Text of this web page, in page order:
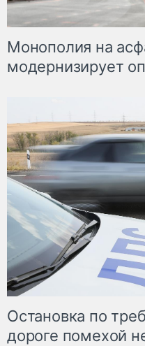
Монополия на
модернизирует
Остановка по
дороге помехой